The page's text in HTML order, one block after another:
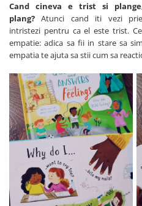
Cand cineva e trist si
plang?Atunci cand iti vezi
intristezi pentru ca el este trist.
empatie: adica sa fii in stare sa
empatia te ajuta sa stii cum sa